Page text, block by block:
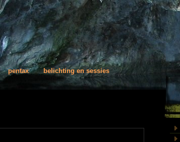
pentax belichting en sessies